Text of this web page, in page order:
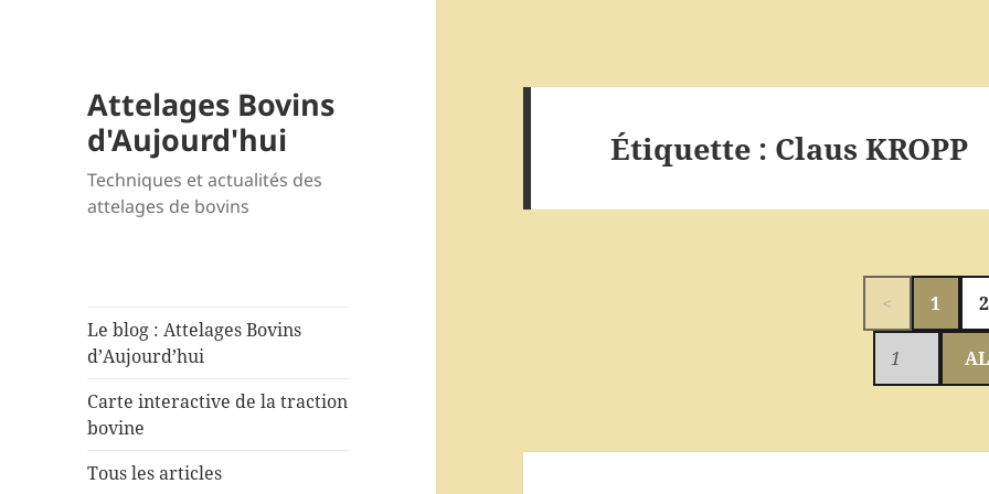
Attelages Bovins
d'Aujourd'hui
Techniques et actualités des
attelages de bovins
Le blog : Attelages Bovins
d’Aujourd’hui
Carte interactive de la traction
bovine
Tous les articles
Étiquette : Claus KROPP
< 1 2